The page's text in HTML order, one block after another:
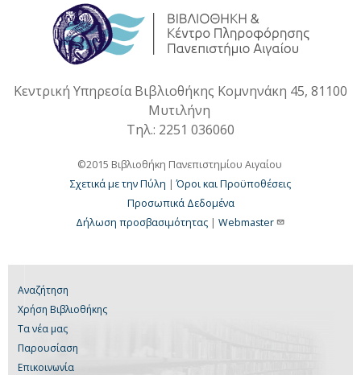
Κεντρική Υπηρεσία Βιβλιοθήκης Κομνηνάκη 45, 81100
Μυτιλήνη
Τηλ.: 2251 036060
©2015 Βιβλιοθήκη Πανεπιστημίου Αιγαίου
Σχετικά με την Πύλη |Όροι και Προϋποθέσεις
Προσωπικά Δεδομένα
Δήλωση προσβασιμότητας | Webmaster
Αναζήτηση
Χρήση Βιβλιοθήκης
Τα νέα μας
Παρουσίαση
Επικοινωνία